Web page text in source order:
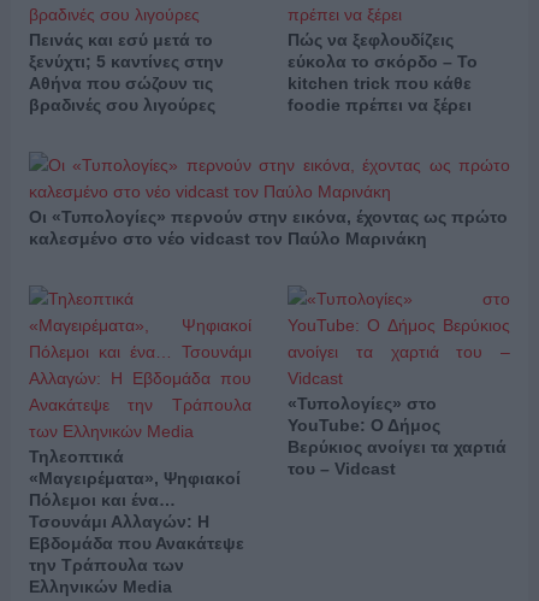
Πεινάς και εσύ μετά το
ξενύχτι; 5 καντίνες στην
Αθήνα που σώζουν τις
βραδινές σου λιγούρες
Πώς να ξεφλουδίζεις
εύκολα το σκόρδο – Το
kitchen trick που κάθε
foodie πρέπει να ξέρει
Οι «Τυπολογίες» περνούν στην εικόνα, έχοντας ως πρώτο
καλεσμένο στο νέο vidcast τον Παύλο Μαρινάκη
Τηλεοπτικά
«Μαγειρέματα», Ψηφιακοί
Πόλεμοι και ένα…
Τσουνάμι Αλλαγών: Η
Εβδομάδα που Ανακάτεψε
την Τράπουλα των
Ελληνικών Media
«Τυπολογίες» στο
YouTube: Ο Δήμος
Βερύκιος ανοίγει τα χαρτιά
του – Vidcast